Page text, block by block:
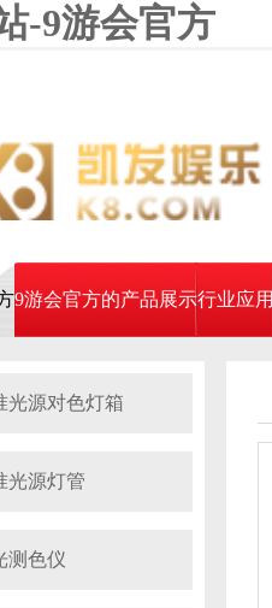
-9游会官方
9游会官方的产品展示行业应用
光源对色灯箱
光源灯管
测色仪